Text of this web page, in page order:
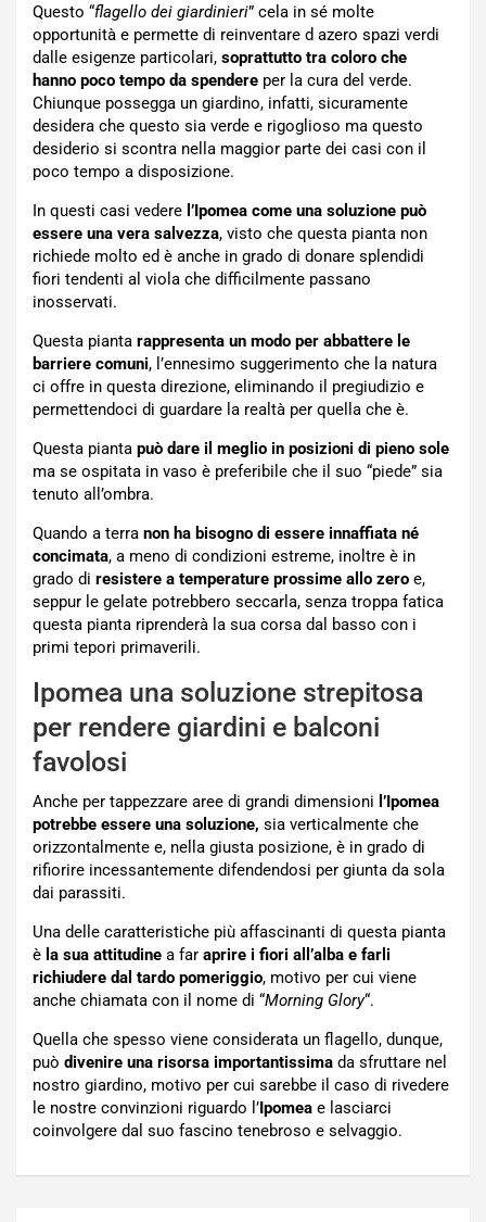
Questo “flagello dei giardinieri” cela in sé molte
opportunità e permette di reinventare d azero spazi verdi
dalle esigenze particolari, soprattutto tra coloro che
hanno poco tempo da spendere per la cura del verde.
Chiunque possegga un giardino, infatti, sicuramente
desidera che questo sia verde e rigoglioso ma questo
desiderio si scontra nella maggior parte dei casi con il
poco tempo a disposizione.
In questi casi vedere l’Ipomea come una soluzione può
essere una vera salvezza, visto che questa pianta non
richiede molto ed è anche in grado di donare splendidi
fiori tendenti al viola che difficilmente passano
inosservati.
Questa pianta rappresenta un modo per abbattere le
barriere comuni, l’ennesimo suggerimento che la natura
ci offre in questa direzione, eliminando il pregiudizio e
permettendoci di guardare la realtà per quella che è.
Questa pianta può dare il meglio in posizioni di pieno sole
ma se ospitata in vaso è preferibile che il suo “piede” sia
tenuto all’ombra.
Quando a terra non ha bisogno di essere innaffiata né
concimata, a meno di condizioni estreme, inoltre è in
grado di resistere a temperature prossime allo zero e,
seppur le gelate potrebbero seccarla, senza troppa fatica
questa pianta riprenderà la sua corsa dal basso con i
primi tepori primaverili.
Ipomea una soluzione strepitosa
per rendere giardini e balconi
favolosi
Anche per tappezzare aree di grandi dimensioni l’Ipomea
potrebbe essere una soluzione, sia verticalmente che
orizzontalmente e, nella giusta posizione, è in grado di
rifiorire incessantemente difendendosi per giunta da sola
dai parassiti.
Una delle caratteristiche più affascinanti di questa pianta
è la sua attitudine a far aprire i fiori all’alba e farli
richiudere dal tardo pomeriggio, motivo per cui viene
anche chiamata con il nome di “Morning Glory“.
Quella che spesso viene considerata un flagello, dunque,
può divenire una risorsa importantissima da sfruttare nel
nostro giardino, motivo per cui sarebbe il caso di rivedere
le nostre convinzioni riguardo l’ Ipomea e lasciarci
coinvolgere dal suo fascino tenebroso e selvaggio.